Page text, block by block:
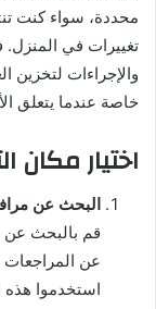
محددة، سواء كنت
تغييرات في المنزل.
والإجراءات
خاصة عندما يتعلق
اختيار مكان
البحث عن
قم بالبحث عن
عن
استخدموا